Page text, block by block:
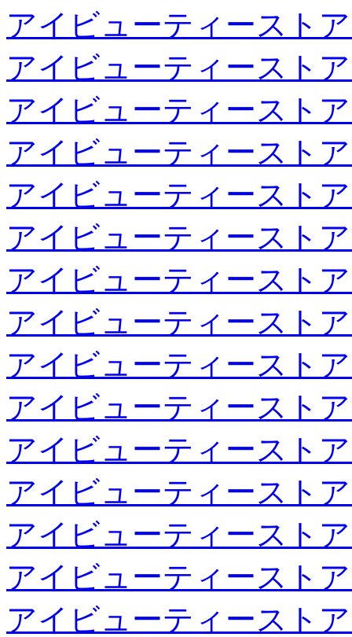
アイビューティースト
アイビューティースト
アイビューティースト
アイビューティースト
アイビューティースト
アイビューティースト
アイビューティースト
アイビューティースト
アイビューティースト
アイビューティースト
アイビューティースト
アイビューティースト
アイビューティースト
アイビューティースト
アイビューティースト